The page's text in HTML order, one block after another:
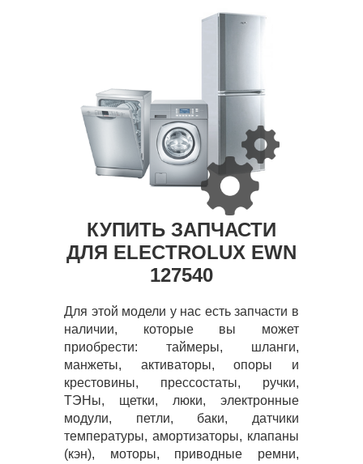
КУПИТЬ ЗАПЧАСТИ
ДЛЯ ELECTROLUX EWN
127540
Для этой модели у нас есть запчасти в
наличии, которые вы может
приобрести: таймеры, шланги,
манжеты, активаторы, опоры и
крестовины, прессостаты, ручки,
ТЭНы, щетки, люки, электронные
модули, петли, баки, датчики
температуры, амортизаторы, клапаны
(кэн), моторы, приводные ремни,